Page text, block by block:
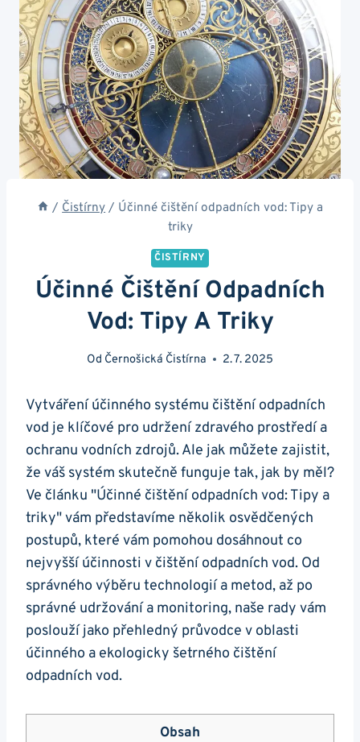
/ Čistírny / Účinné čištění odpadních vod: Tipy a
triky
ČISTÍRNY
Účinné Čištění Odpadních
Vod: Tipy A Triky
Od Černošická Čistírna 2. 7. 2025
Vytváření účinného systému čištění odpadních
vod je klíčové pro udržení zdravého prostředí a
ochranu vodních zdrojů. Ale jak můžete zajistit,
že váš systém skutečně funguje tak, jak by měl?
Ve článku "Účinné čištění odpadních vod: Tipy a
triky" vám představíme několik osvědčených
postupů, které vám pomohou dosáhnout co
nejvyšší účinnosti v čištění odpadních vod. Od
správného výběru technologií a metod, až po
správné udržování a monitoring, naše rady vám
poslouží jako přehledný průvodce v oblasti
účinného a ekologicky šetrného čištění
odpadních vod.
Obsah